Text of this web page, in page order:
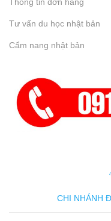
Tư vấn du học nhật bản
Cẩm nang nhật bản
CHI NHÁNH